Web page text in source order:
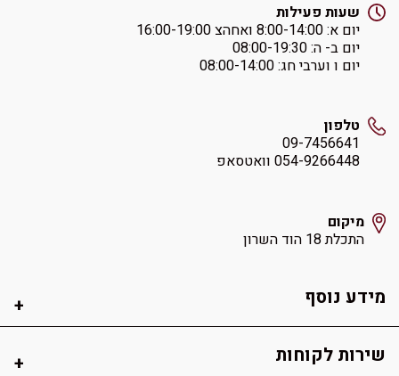
שעות פעילות
יום א: ‏8:00-14:00 ואחהצ 16:00-19:00
יום ב- ה: ‏08:00-19:30
יום ו וערבי חג: ‏08:00-14:00
טלפון
09-7456641
054-9266448 וואטסאפ
מיקום
התכלת 18 הוד השרון
מידע נוסף
שירות לקוחות